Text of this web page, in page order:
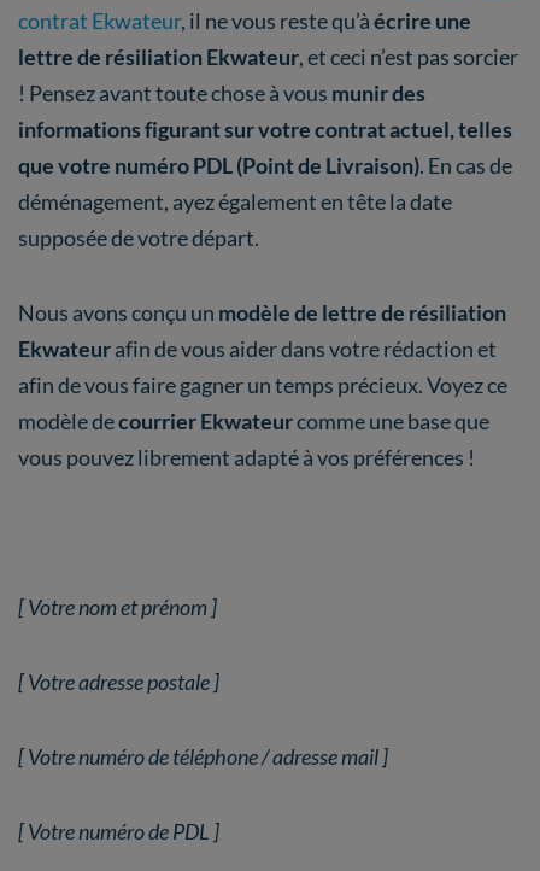
contrat Ekwateur, il ne vous reste qu’àécrire une
lettre de résiliation Ekwateur, et ceci n’est pas sorcier
! Pensez avant toute chose à vous munir des
informations figurant sur votre contrat actuel, telles
que votre numéro PDL (Point de Livraison). En cas de
déménagement, ayez également en tête la date
supposée de votre départ.
Nous avons conçu un modèle de lettre de résiliation
Ekwateurafin de vous aider dans votre rédaction et
afin de vous faire gagner un temps précieux. Voyez ce
modèle decourrier Ekwateurcomme une base que
vous pouvez librement adapté à vos préférences !
[ Votre nom et prénom ]
[ Votre adresse postale ]
[ Votre numéro de téléphone / adresse mail ]
[ Votre numéro de PDL ]